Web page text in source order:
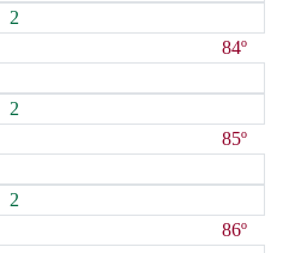
2
84º
2
85º
2
86º